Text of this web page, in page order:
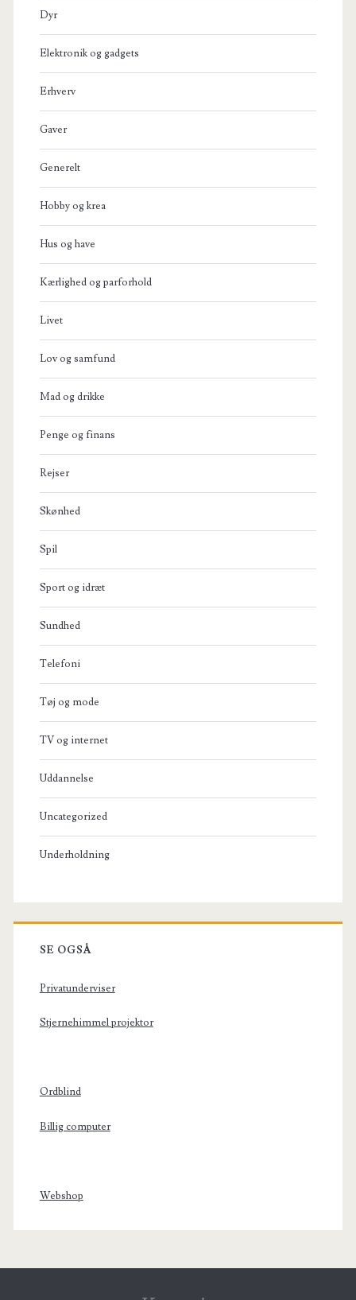
Dyr
Elektronik og gadgets
Erhverv
Gaver
Generelt
Hobby og krea
Hus og have
Kærlighed og parforhold
Livet
Lov og samfund
Mad og drikke
Penge og finans
Rejser
Skønhed
Spil
Sport og idræt
Sundhed
Telefoni
Tøj og mode
TV og internet
Uddannelse
Uncategorized
Underholdning
SE OGSÅ
Privatunderviser
Stjernehimmel projektor
Ordblind
Billig computer
Webshop